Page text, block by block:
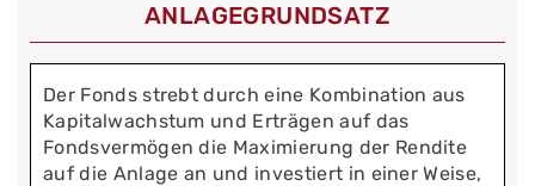
ANLAGEGRUNDSATZ
Der Fonds strebt durch eine Kombination aus
Kapitalwachstum und Erträgen auf das
Fondsvermögen die Maximierung der Rendite
auf die Anlage an und investiert in einer Weise,